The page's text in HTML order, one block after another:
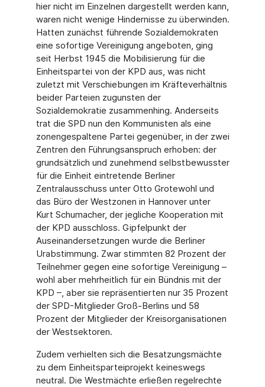
hier nicht im Einzelnen dargestellt werden kann,
waren nicht wenige Hindernisse zu überwinden.
Hatten zunächst führende Sozialdemokraten
eine sofortige Vereinigung angeboten, ging
seit Herbst 1945 die Mobilisierung für die
Einheitspartei von der KPD aus, was nicht
zuletzt mit Verschiebungen im Kräfteverhältnis
beider Parteien zugunsten der
Sozialdemokratie zusammenhing. Anderseits
trat die SPD nun den Kommunisten als eine
zonengespaltene Partei gegenüber, in der zwei
Zentren den Führungsanspruch erhoben: der
grundsätzlich und zunehmend selbstbewusster
für die Einheit eintretende Berliner
Zentralausschuss unter Otto Grotewohl und
das Büro der Westzonen in Hannover unter
Kurt Schumacher, der jegliche Kooperation mit
der KPD ausschloss. Gipfelpunkt der
Auseinandersetzungen wurde die Berliner
Urabstimmung. Zwar stimmten 82 Prozent der
Teilnehmer gegen eine sofortige Vereinigung –
wohl aber mehrheitlich für ein Bündnis mit der
KPD –, aber sie repräsentierten nur 35 Prozent
der SPD-Mitglieder Groß-Berlins und 58
Prozent der Mitglieder der Kreisorganisationen
der Westsektoren.
Zudem verhielten sich die Besatzungsmächte
zu dem Einheitsparteiprojekt keineswegs
neutral. Die Westmächte erließen regelrechte